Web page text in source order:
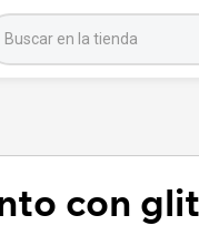
con